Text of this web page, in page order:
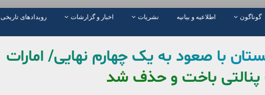
گوناگون اطلاعیه و بیانیه نشریات اخبار و گزارشات رویدادهای تاریخی
با صعود به یک چهارم نهایی/ امارات
پنالتی باخت و حذف شد